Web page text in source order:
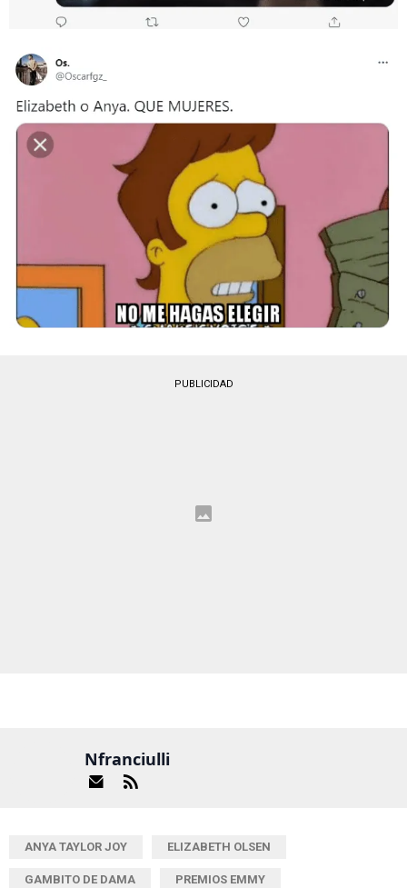
PUBLICIDAD
Nfranciulli
ANYA TAYLOR JOY ELIZABETH OLSEN
GAMBITO DE DAMA PREMIOS EMMY